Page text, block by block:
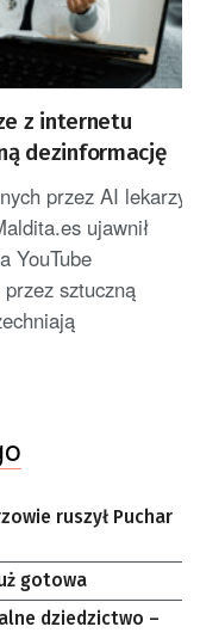
z internetu
dezinformację
przez AI
ujawnił
YouTube
sztuczną
ruszył Puchar
gotowa
dziedzictwo –